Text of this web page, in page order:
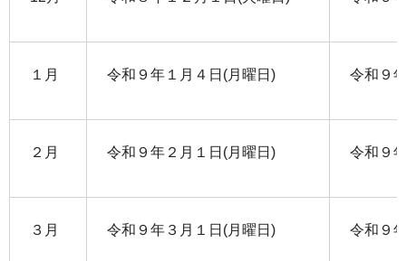
１月 令和９年１月４日(月曜日) 令和９
２月 令和９年２月１日(月曜日) 令和９
３月 令和９年３月１日(月曜日) 令和９